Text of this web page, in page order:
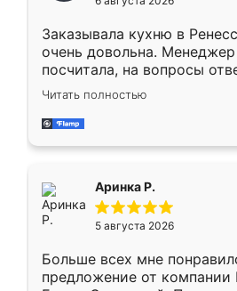
мебели буду заказывать
Заказывала кухню в
очень довольна.
посчитала, на вопросы
Замерщик приехал в
делу со всей
за день, ребята работали
Читать полностью
Аринка Р.
5 августа 2026
Больше всех мне
предложение от компании